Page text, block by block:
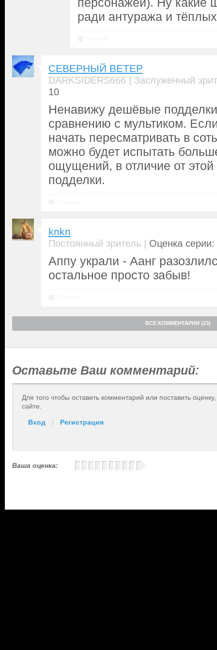
ради антуража и
СЕВЕРНЫЙ ВЕТЕР
DARKSIDERS666 | Заслуженный
10
Ненавижу дешёвые
сравнению с мультиком.
начать пересматривать в
можно будет испытать
ощущений, в отличие от
подделки.
knkn
Постоянный зритель | Оценка серии:
Аппу украли - Аанг
остальное просто забыв!
ВСЕ КОММЕНТАРИИ (23)
Оставьте Ваш комментарий:
Для того чтобы оставить комментарий или поставить
сайте.
Вход | Регистрация
Ваша оценка: